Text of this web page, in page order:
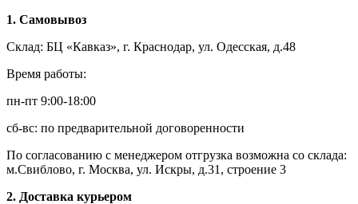
1. Самовывоз
Склад: БЦ «Кавказ», г. Краснодар, ул. Одесская, д.48
Время работы:
пн-пт 9:00-18:00
сб-вс: по предварительной договоренности
По согласованию с менеджером отгрузка возможна со склада:
м.Свиблово, г. Москва, ул. Искры, д.31, строение 3
2. Доставка курьером